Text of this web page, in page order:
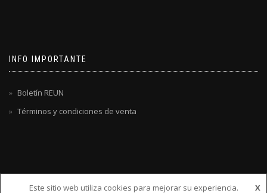
INFO IMPORTANTE
Boletín REUN
Términos y condiciones de venta
Este sitio web utiliza cookies para mejorar su experiencia. X